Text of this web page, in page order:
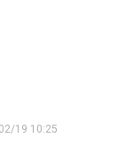
19 10:25